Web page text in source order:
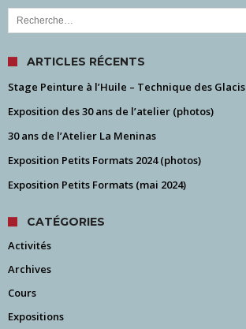
Rechercher :
ARTICLES RÉCENTS
Stage Peinture à l’Huile – Technique des Glacis
Exposition des 30 ans de l’atelier (photos)
30 ans de l’Atelier La Meninas
Exposition Petits Formats 2024 (photos)
Exposition Petits Formats (mai 2024)
CATÉGORIES
Activités
Archives
Cours
Expositions